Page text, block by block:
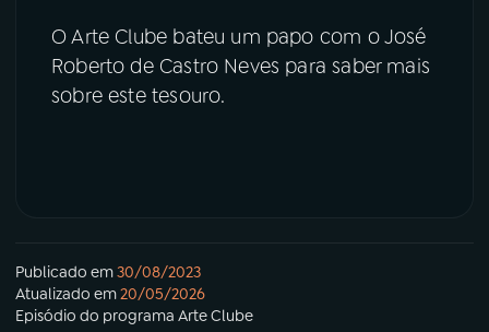
O Arte Clube bateu um papo com o José
Roberto de Castro Neves para saber mais
sobre este tesouro.
Publicado em30/08/2023
Atualizado em20/05/2026
Episódio do programa Arte Clube